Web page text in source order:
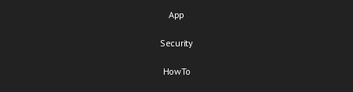
App
Security
HowTo